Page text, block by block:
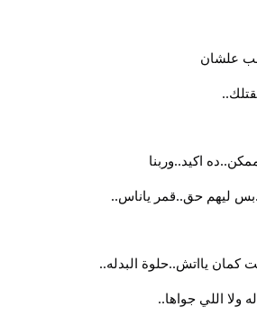
علشان
اكيد..وربنا
ليهم حق..قمر ياناس..
يااتش..حلوة البدله..
ولا اللي جواها..